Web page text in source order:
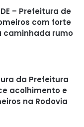
– Prefeitura de
com forte
caminhada rumo
da Prefeitura
acolhimento e
na Rodovia